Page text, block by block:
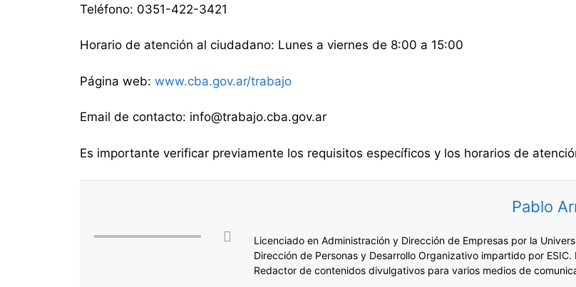
Teléfono: 0351-422-3421
Horario de atención al ciudadano: Lunes a viernes de 8:00 a 15:00
Página web: www.cba.gov.ar/trabajo
Email de contacto: info@trabajo.cba.gov.ar
Es importante verificar previamente los requisitos específicos y los horarios de
Pablo
Licenciado en Administración y Dirección de Empresas por la
Dirección de Personas y Desarrollo Organizativo impartido por
Redactor de contenidos divulgativos para varios medios de